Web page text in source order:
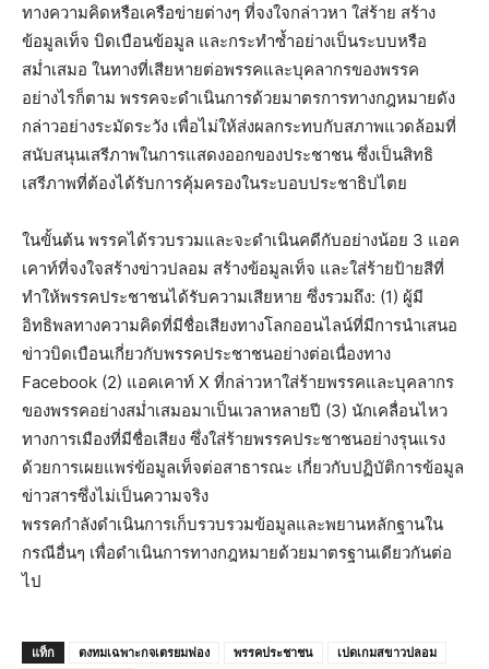
ทางความคิดหรือเครือข่ายต่างๆ ที่จงใจกล่าวหา ใส่ร้าย สร้าง
ข้อมูลเท็จ บิดเบือนข้อมูล และกระทำซ้ำอย่างเป็นระบบหรือ
สม่ำเสมอ ในทางที่เสียหายต่อพรรคและบุคลากรของพรรค
อย่างไรก็ตาม พรรคจะดำเนินการด้วยมาตรการทางกฎหมายดัง
กล่าวอย่างระมัดระวัง เพื่อไม่ให้ส่งผลกระทบกับสภาพแวดล้อมที่
สนับสนุนเสรีภาพในการแสดงออกของประชาชน ซึ่งเป็นสิทธิ
เสรีภาพที่ต้องได้รับการคุ้มครองในระบอบประชาธิปไตย
ในขั้นต้น พรรคได้รวบรวมและจะดำเนินคดีกับอย่างน้อย 3 แอค
เคาท์ที่จงใจสร้างข่าวปลอม สร้างข้อมูลเท็จ และใส่ร้ายป้ายสีที่
ทำให้พรรคประชาชนได้รับความเสียหาย ซึ่งรวมถึง: (1) ผู้มี
อิทธิพลทางความคิดที่มีชื่อเสียงทางโลกออนไลน์ที่มีการนำเสนอ
ข่าวบิดเบือนเกี่ยวกับพรรคประชาชนอย่างต่อเนื่องทาง
Facebook (2) แอคเคาท์ X ที่กล่าวหาใส่ร้ายพรรคและบุคลากร
ของพรรคอย่างสม่ำเสมอมาเป็นเวลาหลายปี (3) นักเคลื่อนไหว
ทางการเมืองที่มีชื่อเสียง ซึ่งใส่ร้ายพรรคประชาชนอย่างรุนแรง
ด้วยการเผยแพร่ข้อมูลเท็จต่อสาธารณะ เกี่ยวกับปฏิบัติการข้อมูล
ข่าวสารซึ่งไม่เป็นความจริง
พรรคกำลังดำเนินการเก็บรวบรวมข้อมูลและพยานหลักฐานใน
กรณีอื่นๆ เพื่อดำเนินการทางกฎหมายด้วยมาตรฐานเดียวกันต่อ
ไป
แท็ก ตงทมเฉพาะกจเตรยมฟอง พรรคประชาชน
เปดเกมสขาวปลอม